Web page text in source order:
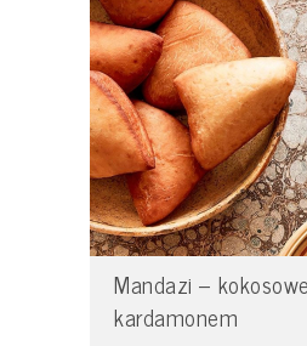
Mandazi –
kardamonem